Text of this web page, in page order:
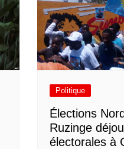
Politique
Élections
Ruzinge
électorales à